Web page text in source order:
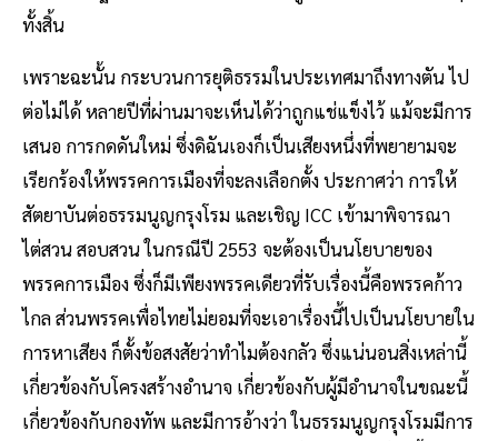
ทั้งสิ้น
เพราะฉะนั้น กระบวนการยุติธรรมในประเทศมาถึงทางตัน ไป
ต่อไม่ได้ หลายปีที่ผ่านมาจะเห็นได้ว่าถูกแช่แข็งไว้ แม้จะมีการ
เสนอ การกดดันใหม่ ซึ่งดิฉันเองก็เป็นเสียงหนึ่งที่พยายามจะ
เรียกร้องให้พรรคการเมืองที่จะลงเลือกตั้ง ประกาศว่า การให้
สัตยาบันต่อธรรมนูญกรุงโรม และเชิญ ICC เข้ามาพิจารณา
ไต่สวน สอบสวน ในกรณีปี 2553 จะต้องเป็นนโยบายของ
พรรคการเมือง ซึ่งก็มีเพียงพรรคเดียวที่รับเรื่องนี้คือพรรคก้าว
ไกล ส่วนพรรคเพื่อไทยไม่ยอมที่จะเอาเรื่องนี้ไปเป็นนโยบายใน
การหาเสียง ก็ตั้งข้อสงสัยว่าทำไมต้องกลัว ซึ่งแน่นอนสิ่งเหล่านี้
เกี่ยวข้องกับโครงสร้างอำนาจ เกี่ยวข้องกับผู้มีอำนาจในขณะนี้
เกี่ยวข้องกับกองทัพ และมีการอ้างว่า ในธรรมนูญกรุงโรมมีการ